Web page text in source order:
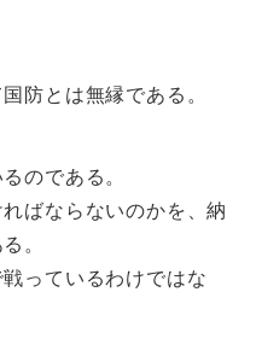
防とは無縁である。
のである。
ばならないのかを、納
。
っているわけではな